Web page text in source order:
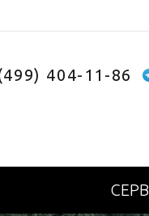
404-11-86